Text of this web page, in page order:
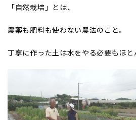
「自然栽培」とは、
農薬も肥料も使わない農法のこと。
丁寧に作った土は水をやる必要もほと